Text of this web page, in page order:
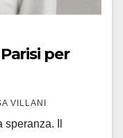
per
VILLANI
Il